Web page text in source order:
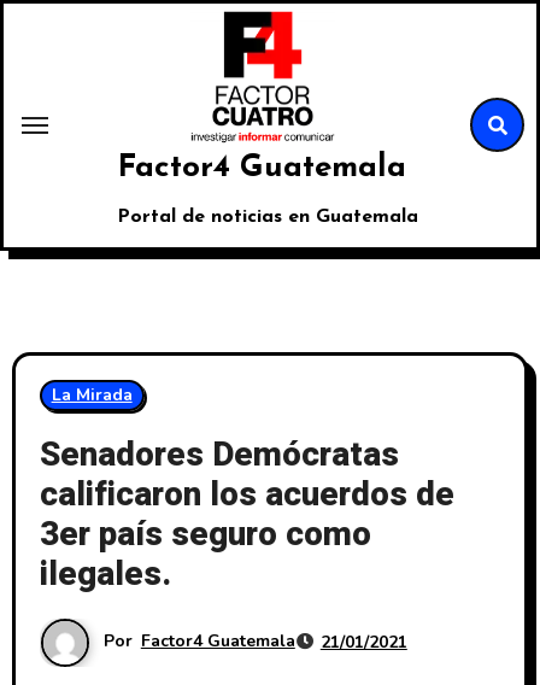
Factor4 Guatemala
Portal de noticias en Guatemala
La Mirada
Senadores Demócratas
calificaron los acuerdos de
3er país seguro como
ilegales.
Por Factor4 Guatemala 21/01/2021